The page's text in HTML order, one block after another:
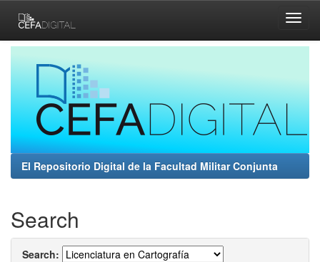
navigation
El Repositorio Digital de la Facultad Militar Conjunta
Search
Search: